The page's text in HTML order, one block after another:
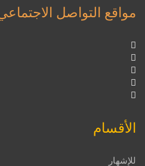
مواقع التواصل
الأقسام
للإشهار